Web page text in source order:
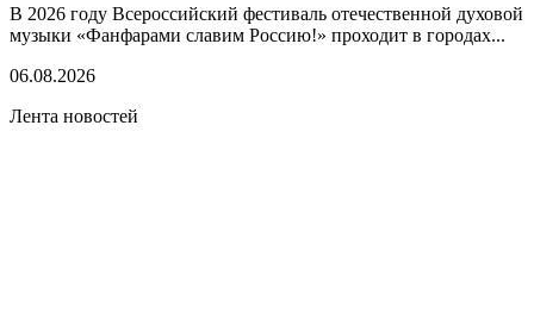
В 2026 году Всероссийский фестиваль отечественной духовой
музыки «Фанфарами славим Россию!» проходит в городах...
06.08.2026
Лента новостей